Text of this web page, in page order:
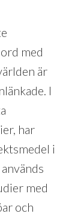
med
är
I
har
i
med
och